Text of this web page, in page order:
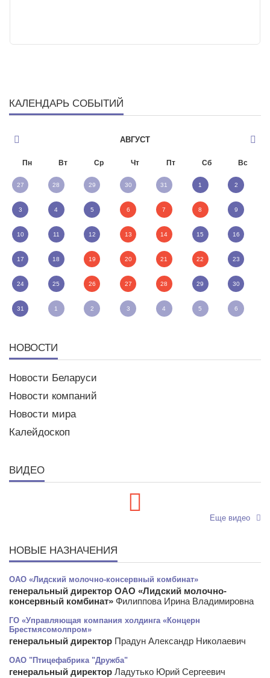
КАЛЕНДАРЬ СОБЫТИЙ
АВГУСТ
Пн Вт Ср Чт Пт Сб Вс
27 28 29 30 31 1 2
3 4 5 6 7 8 9
10 11 12 13 14 15 16
17 18 19 20 21 22 23
24 25 26 27 28 29 30
31 1 2 3 4 5 6
НОВОСТИ
Новости Беларуси
Новости компаний
Новости мира
Калейдоскоп
ВИДЕО
Еще видео
НОВЫЕ НАЗНАЧЕНИЯ
ОАО «Лидский молочно-консервный комбинат»
генеральный директор ОАО «Лидский молочно-
консервный комбинат» Филиппова Ирина Владимировна
ГО «Управляющая компания холдинга «Концерн
Брестмясомолпром»
генеральный директор Прадун Александр Николаевич
ОАО "Птицефабрика "Дружба"
генеральный директор Ладутько Юрий Сергеевич